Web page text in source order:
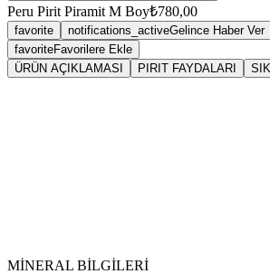
Peru Pirit Piramit M Boy₺780,00
favorite notifications_activeGelince Haber Ver
favoriteFavorilere Ekle
ÜRÜN AÇIKLAMASI
PIRIT FAYDALARI
MİNERAL BİLGİLERİ